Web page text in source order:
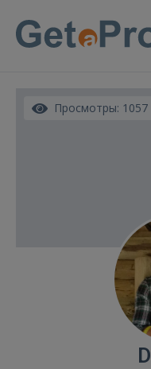
Просмотры: 1057